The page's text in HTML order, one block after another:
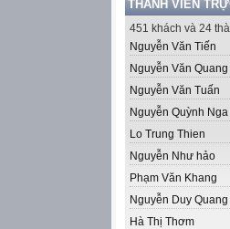
THÀNH VIÊN
451 khách và 24
Nguyễn Văn Tiến
Nguyễn Văn Quang
Nguyễn Văn Tuấn
Nguyễn Quỳnh Nga
Lo Trung Thien
Nguyễn Như hảo
Phạm Văn Khang
Nguyễn Duy Quang
Hà Thị Thơm